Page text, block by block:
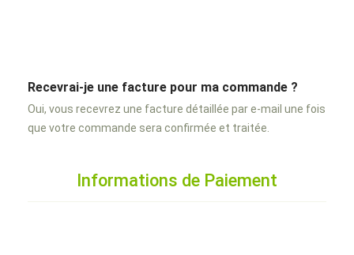
Recevrai-je une facture pour ma commande ?
Oui, vous recevrez une facture détaillée par e-mail une fois
que votre commande sera confirmée et traitée.
Informations de Paiement